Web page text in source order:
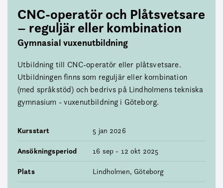
CNC-operatör och Plåtsvetsare
– reguljär eller kombination
Gymnasial vuxenutbildning
Utbildning till CNC-operatör eller plåtsvetsare.
Utbildningen finns som reguljär eller kombination
(med språkstöd) och bedrivs på Lindholmens tekniska
gymnasium - vuxenutbildning i Göteborg.
Kursstart 5 jan 2026
Ansökningsperiod 16 sep - 12 okt 2025
Plats Lindholmen, Göteborg